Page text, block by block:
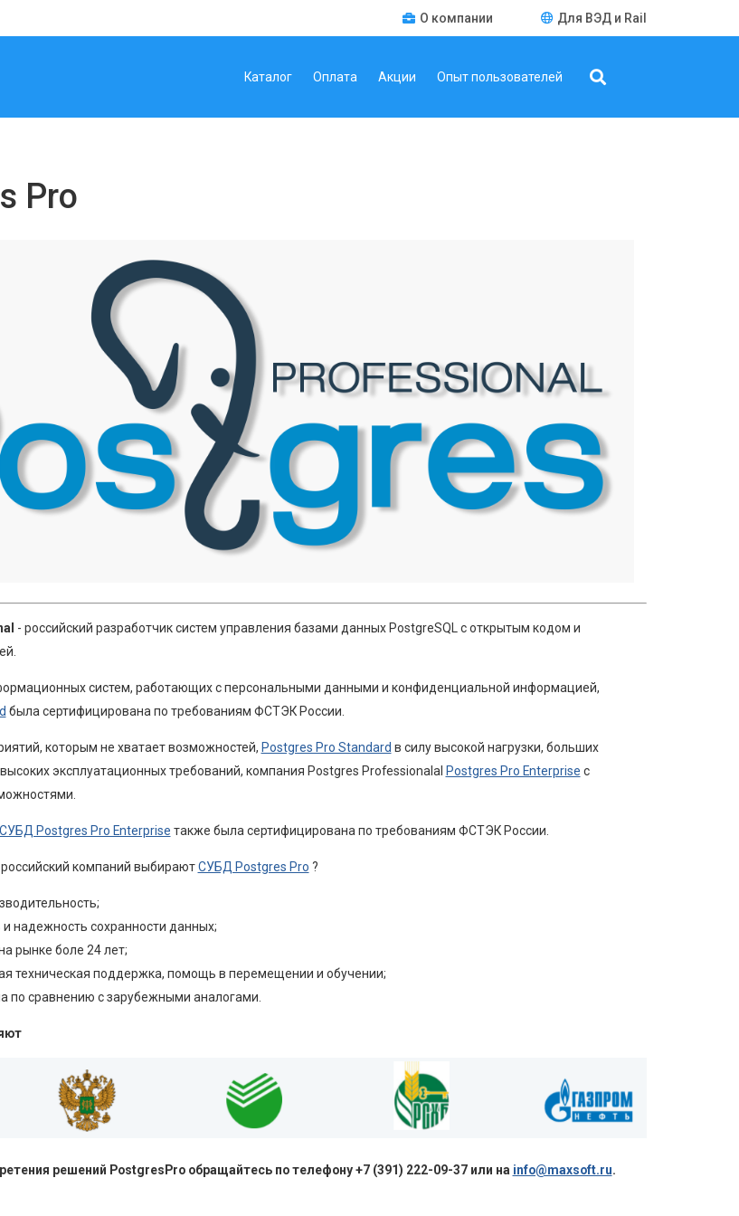
О компании Для ВЭД и Rail
Каталог Оплата Акции Опыт пользователей
Pro
- российский разработчик систем управления базами данных PostgreSQL с открытым кодом и
систем, работающих с персональными данными и конфиденциальной информацией,
была сертифицирована по требованиям ФСТЭК России.
которым не хватает возможностей, Postgres Pro Standard в силу высокой нагрузки, больших
эксплуатационных требований, компания Postgres Professionalal Postgres Pro Enterprise с
СУБД Postgres Pro Enterprise также была сертифицирована по требованиям ФСТЭК России.
компаний выбираютСУБД Postgres Pro ?
и надежность сохранности данных;
рынке боле 24 лет;
техническая поддержка, помощь в перемещении и обучении;
по сравнению с зарубежными аналогами.
решений PostgresPro обращайтесь по телефону +7 (391) 222-09-37 или на info@maxsoft.ru.